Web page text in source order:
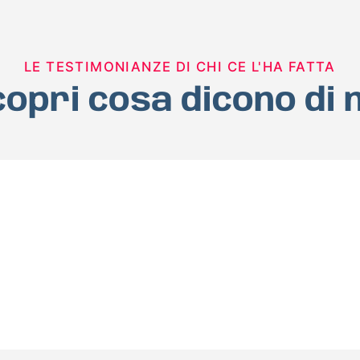
LE TESTIMONIANZE DI CHI CE L'HA FATTA
cosa dicono di